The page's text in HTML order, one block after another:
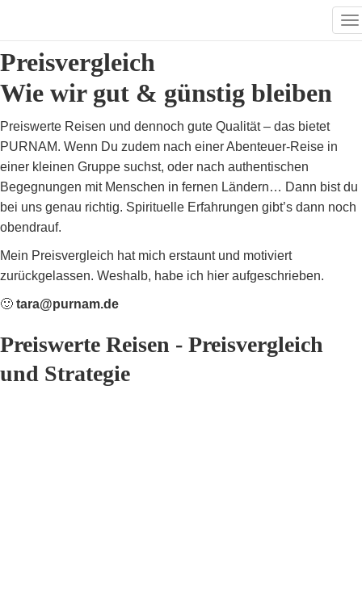
Preisvergleich
Wie wir gut & günstig bleiben
Preiswerte Reisen und dennoch gute Qualität – das bietet
PURNAM. Wenn Du zudem nach einer Abenteuer-Reise in
einer kleinen Gruppe suchst, oder nach authentischen
Begegnungen mit Menschen in fernen Ländern… Dann bist du
bei uns genau richtig. Spirituelle Erfahrungen gibt’s dann noch
obendrauf.
Mein Preisvergleich hat mich erstaunt und motiviert
zurückgelassen. Weshalb, habe ich hier aufgeschrieben.
🙂 tara@purnam.de
Preiswerte Reisen - Preisvergleich
und Strategie